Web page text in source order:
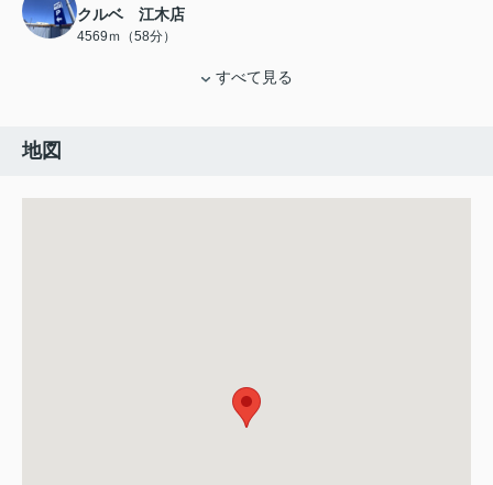
クルベ 江木店
4569ｍ（58分）
すべて見る
地図